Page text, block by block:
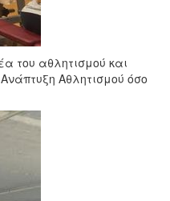
του αθλητισμού και
Αθλητισμού όσο